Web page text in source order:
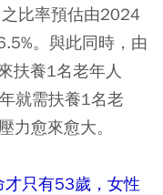
比率預估由2024
。與此同時，由
扶養1名老年人
就需扶養1名老
力愈來愈大。
只有53歲，女性